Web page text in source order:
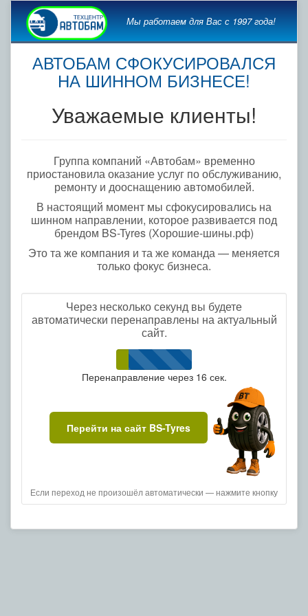
Мы работаем для Вас с 1997 года!
АВТОБАМ СФОКУСИРОВАЛСЯ
НА ШИННОМ БИЗНЕСЕ!
Уважаемые клиенты!
Группа компаний «Автобам» временно
приостановила оказание услуг по обслуживанию,
ремонту и дооснащению автомобилей.
В настоящий момент мы сфокусировались на
шинном направлении, которое развивается под
брендом BS-Tyres (Хорошие-шины.рф)
Это та же компания и та же команда — меняется
только фокус бизнеса.
Через несколько секунд вы будете
автоматически перенаправлены на актуальный
сайт.
Перенаправление через 16 сек.
Перейти на сайт BS-Tyres
Если переход не произошёл автоматически — нажмите кнопку